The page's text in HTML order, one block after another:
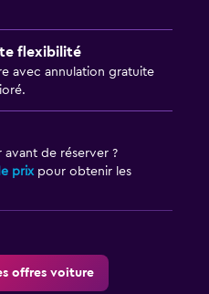
flexibilité
avec annulation gratuite
avant de réserver ?
prixpour obtenir les
offres voiture